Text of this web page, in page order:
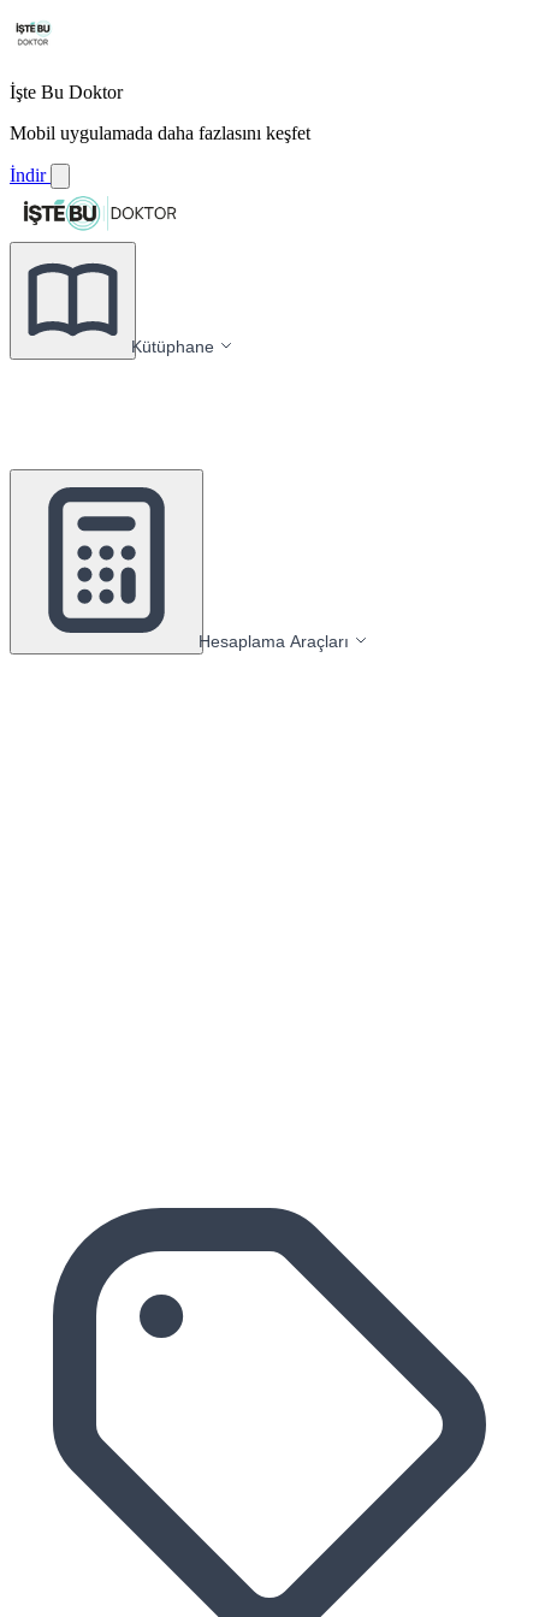
İşte Bu Doktor
Mobil uygulamada daha fazlasını keşfet
İndir
Kütüphane
Hesaplama Araçları